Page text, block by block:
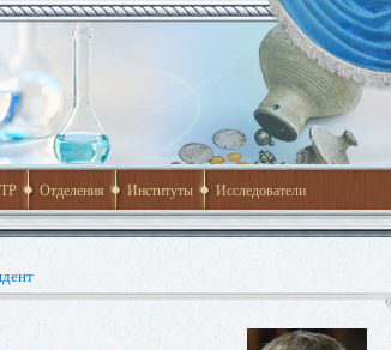
Отделения Институты Исследователи